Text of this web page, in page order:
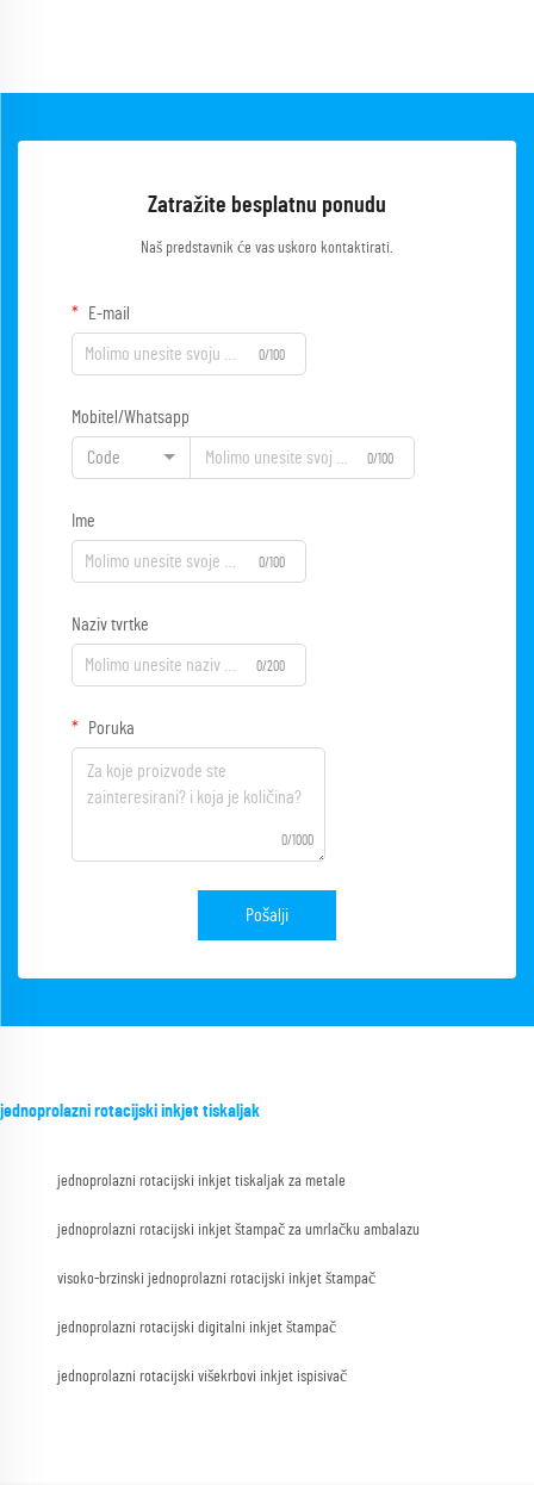
Zatražite besplatnu ponudu
Naš predstavnik će vas uskoro kontaktirati.
E-mail
0/100
Mobitel/Whatsapp
Code 0/100
Ime
0/100
Naziv tvrtke
0/200
Poruka
0/1000
Pošalji
jednoprolazni rotacijski inkjet tiskaljak
jednoprolazni rotacijski inkjet tiskaljak za metale
jednoprolazni rotacijski inkjet štampač za umrlačku ambalazu
visoko-brzinski jednoprolazni rotacijski inkjet štampač
jednoprolazni rotacijski digitalni inkjet štampač
jednoprolazni rotacijski višekrbovi inkjet ispisivač